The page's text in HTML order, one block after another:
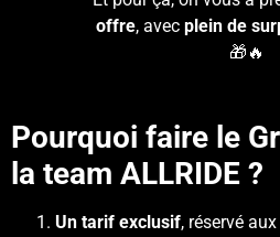
offre, avecplein de
🎁🔥
Pourquoi faire le
la team ALLRIDE ?
Un tarif exclusif, réservé